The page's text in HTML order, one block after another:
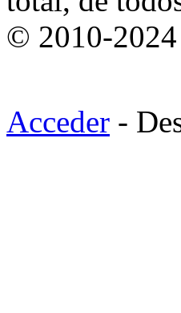
© 2010-2024
Acceder -